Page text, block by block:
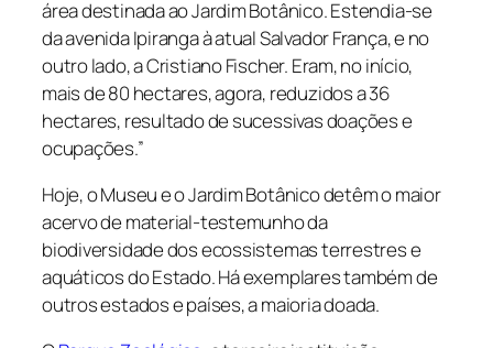
área destinada ao Jardim Botânico. Estendia-se
da avenida Ipiranga à atual Salvador França, e no
outro lado, a Cristiano Fischer. Eram, no início,
mais de 80 hectares, agora, reduzidos a 36
hectares, resultado de sucessivas doações e
ocupações.”
Hoje, o Museu e o Jardim Botânico detêm o maior
acervo de material-testemu­nho da
biodiversidade dos ecossiste­mas terrestres e
aquáticos do Estado. Há exemplares também de
outros esta­dos e países, a maioria doada.